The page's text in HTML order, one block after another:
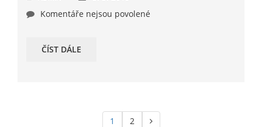
Komentáře nejsou povolené
ČÍST DÁLE
1 2